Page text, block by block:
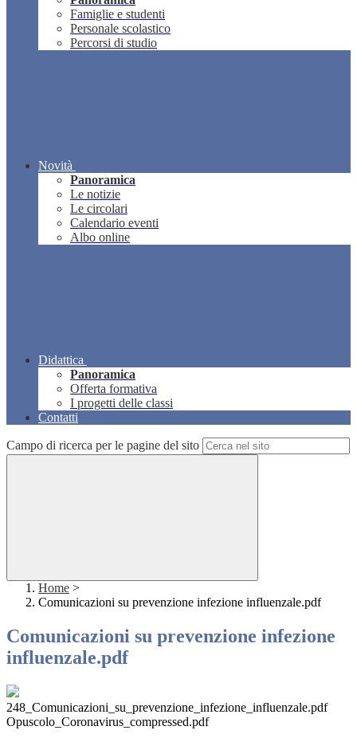
Famiglie e studenti
Personale scolastico
Percorsi di studio
Novità
Panoramica
Le notizie
Le circolari
Calendario eventi
Albo online
Didattica
Panoramica
Offerta formativa
I progetti delle classi
Contatti
Campo di ricerca per le pagine del sito
Home >
Comunicazioni su prevenzione infezione influenzale.pdf
Comunicazioni su prevenzione infezione
influenzale.pdf
248_Comunicazioni_su_prevenzione_infezione_influenzale.pdf
Opuscolo_Coronavirus_compressed.pdf